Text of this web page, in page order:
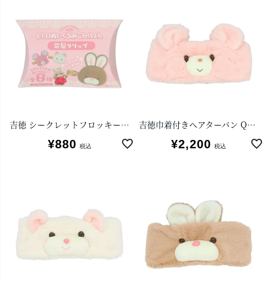
吉徳 シークレットフロッキー前髪クリップ（単品）
¥880 税込
吉徳巾着付きヘアターバン Qピッピ
¥2,200 税込